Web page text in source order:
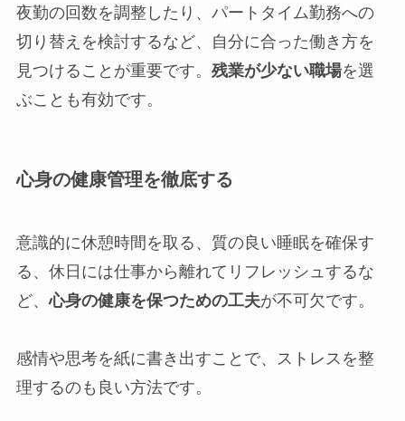
夜勤の回数を調整したり、パートタイム勤務への
切り替えを検討するなど、自分に合った働き方を
見つけることが重要です。 残業が少ない職場を選
ぶことも有効です。
心身の健康管理を徹底する
意識的に休憩時間を取る、質の良い睡眠を確保す
る、休日には仕事から離れてリフレッシュするな
ど、心身の健康を保つための工夫が不可欠です。
感情や思考を紙に書き出すことで、ストレスを整
理するのも良い方法です。